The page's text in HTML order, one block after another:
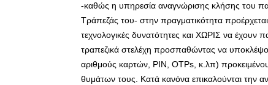
-καθώς η υπηρεσία αναγνώρισης κλήσης του
Τράπεζάς του- στην πραγματικότητα
τεχνολογικές δυνατότητες και ΧΩΡΙΣ να έχουν
τραπεζικά στελέχη προσπαθώντας να
αριθμούς καρτών, PIN, OTPs, κ.λπ)
θυμάτων τους. Κατά κανόνα επικαλούνται την